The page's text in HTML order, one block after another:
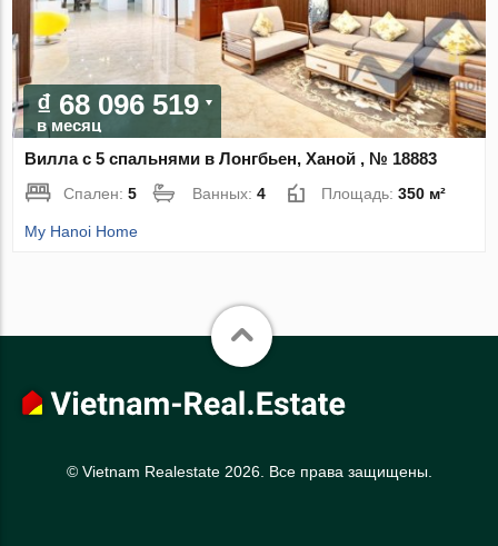
₫ 68 096 519
в месяц
Вилла с 5 спальнями в Лонгбьен, Ханой , № 18883
Спален:5 Ванных:4 Площадь:350 м²
My Hanoi Home
© Vietnam Realestate 2026. Все права защищены.